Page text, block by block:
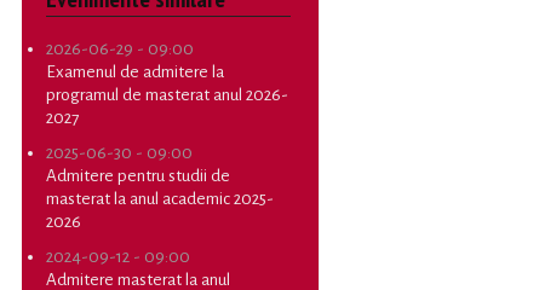
2026-06-29 - 09:00
Examenul de admitere la
programul de masterat anul 2026-
2027
2025-06-30 - 09:00
Admitere pentru studii de
masterat la anul academic 2025-
2026
2024-09-12 - 09:00
Admitere masterat la anul